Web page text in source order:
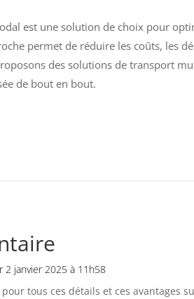
est une solution de choix pour
permet de réduire les coûts, les
des solutions de transport
de bout en bout.
2 janvier 2025 à 11h58
tous ces détails et ces avantages